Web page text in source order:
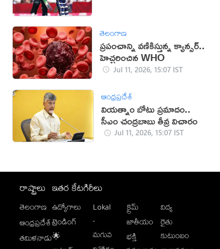
తెలంగాణ
ప్రపంచాన్ని వణికిస్తున్న క్యాన్సర్..
హెచ్చరించిన WHO
Jul 11, 2026, 15:07 IST
ఆంధ్రప్రదేశ్
వియత్నాం బోటు ప్రమాదం..
సీఎం చంద్రబాబు తీవ్ర విచారం
Jul 11, 2026, 15:07 IST
రాష్ట్రాలు
తెలంగాణ
ఆంధ్రప్రదేశ్
తమిళనాడు
ఇతర కేటగిరీలు
ఉద్యోగాలు
ట్రెండింగ్
🌟
Lokal
-
మగువ
క్రైమ్
జాతీయం
భక్తి
విద్య
రైతు
కుటుంబం